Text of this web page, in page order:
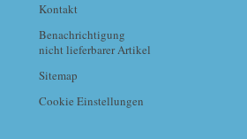
Kontakt
Benachrichtigung
nicht lieferbarer Artikel
Sitemap
Cookie Einstellungen